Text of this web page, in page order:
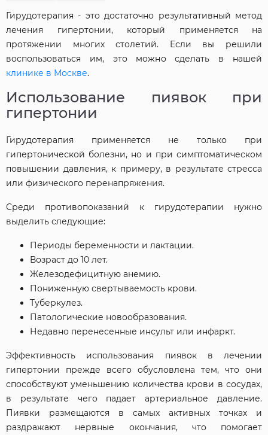
Гирудотерапия - это достаточно результативный метод
лечения гипертонии, который применяется на
протяжении многих столетий. Если вы решили
воспользоваться им, это можно сделать в нашей
клинике в Москве.
Использование пиявок при
гипертонии
Гирудотерапия применяется не только при
гипертонической болезни, но и при симптоматическом
повышении давления, к примеру, в результате стресса
или физического перенапряжения.
Среди противопоказаний к гирудотерапии нужно
выделить следующие:
Периоды беременности и лактации.
Возраст до 10 лет.
Железодефицитную анемию.
Пониженную свертываемость крови.
Туберкулез.
Патологические новообразования.
Недавно перенесенные инсульт или инфаркт.
Эффективность использования пиявок в лечении
гипертонии прежде всего обусловлена тем, что они
способствуют уменьшению количества крови в сосудах,
в результате чего падает артериальное давление.
Пиявки размещаются в самых активных точках и
раздражают нервные окончания, что помогает